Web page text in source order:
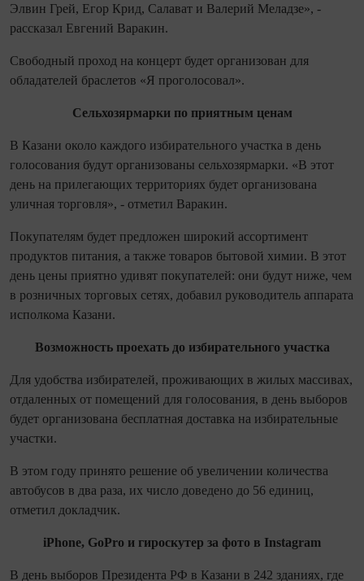
Элвин Грей, Егор Крид, Салават и Валерий Меладзе», -
рассказал Евгений Варакин.
Свободный проход на концерт будет организован для
обладателей браслетов «Я проголосовал».
Сельхозярмарки по приятным ценам
В Казани около каждого избирательного участка в день
голосования будут организованы сельхозярмарки. «В этот
день на прилегающих территориях будет организована
уличная торговля», - отметил Варакин.
Покупателям будет предложен широкий ассортимент
продуктов питания, а также товаров бытовой химии. В этот
день цены приятно удивят покупателей: они будут ниже, чем
в розничных торговых сетях, добавил руководитель аппарата
исполкома Казани.
Возможность проехать до избирательного участка
Для удобства избирателей, проживающих в жилых массивах,
отдаленных от помещений для голосования, в день выборов
будет организована бесплатная доставка на избирательные
участки.
В этом году принято решение об увеличении количества
автобусов в два раза, их число доведено до 56 единиц,
отметил докладчик.
iPhone, GoPro и гироскутер за фото в Instagram
В день выборов Президента РФ в Казани в 242 зданиях, где